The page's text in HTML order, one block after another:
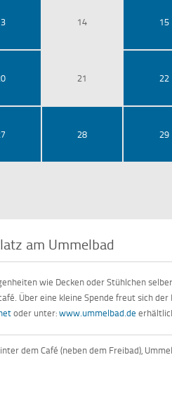
14 15
21 22
28 29
am Ummelbad
wie Decken oder Stühlchen
Über eine kleine Spende freut sich
oder unter:www.ummelbad.de
dem Café (neben dem Freibad),